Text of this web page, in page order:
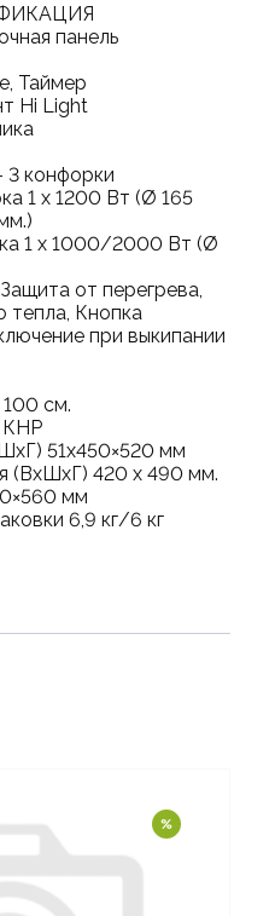
панель
Таймер
Hi Light
3 конфорки
1 х 1200 Вт (Ø 165
1 х 1000/2000 Вт (Ø
от перегрева,
тепла, Кнопка
при выкипании
см.
КНР
51х450×520 мм
(ВхШхГ) 420 х 490 мм.
мм
6,9 кг/6 кг